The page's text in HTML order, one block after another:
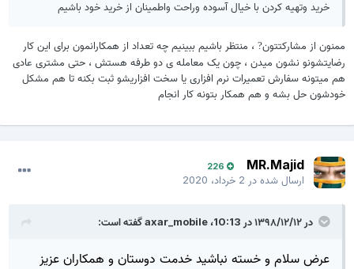
خرید وتهیه کردن با خیال آسوده وراحت واطمینان از خرید خود باشیم
ممنون از مشارکتتون?، منتظر باشیم ببینیم چه تعداد از همکارانمون برای این کار
رضایتشونو نشون میدن ، چون یک معامله ی دو طرفه هستش ، حتی مشتری عادی
هم میتونه سفارش تعمیرات نرم افزاری یا سخت افزاریشو ثبت بکنه تا هم مشکل
خودشون حل بشه و هم همکار بتونه کار انجام
MR.Majid
226
ارسال شده در2 خرداد، 2020
در ۱۳۹۸/۱۲/۱۲ در 10:13، axar_mobileگفته است:
عرض سلام و خسته نباشید خدمت دوستان و همکاران عزیز